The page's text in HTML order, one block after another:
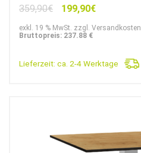
359,90€
Ursprünglicher
war:
199,90€Aktueller
ist:
exkl. 19 % MwSt. zzgl. Versandkosten
Bruttopreis: 237.88 €
Lieferzeit: ca. 2-4 Werktage